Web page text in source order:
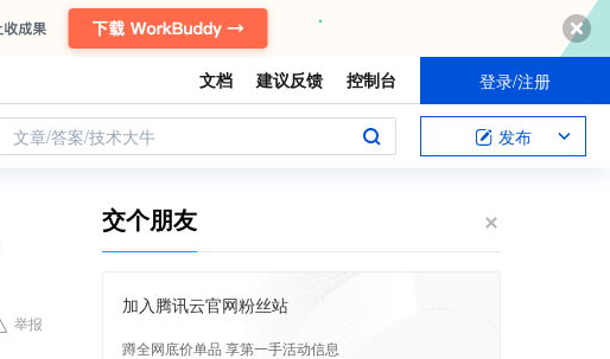
文档 建议反馈 控制台 登录/注册
文章/答案/技术大牛 发布
举报
交个朋友
加入腾讯云官网粉丝站
蹲全网底价单品 享第一手活动信息